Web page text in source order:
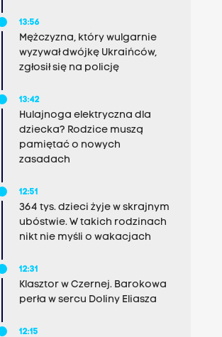
13:56
Mężczyzna, który wulgarnie
wyzywał dwójkę Ukraińców,
zgłosił się na policję
13:42
Hulajnoga elektryczna dla
dziecka? Rodzice muszą
pamiętać o nowych
zasadach
12:51
364 tys. dzieci żyje w skrajnym
ubóstwie. W takich rodzinach
nikt nie myśli o wakacjach
12:31
Klasztor w Czernej. Barokowa
perła w sercu Doliny Eliasza
12:15